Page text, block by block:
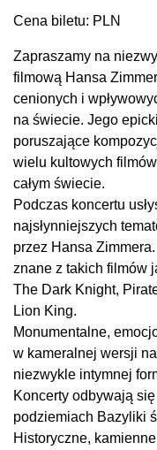
Cena biletu: PLN
Zapraszamy na
filmową Hansa
cenionych i
na świecie. Jego
poruszające
wielu kultowych
całym świecie.
Podczas koncertu
najsłynniejszych
przez Hansa
znane z takich filmów
The Dark Knight,
Lion King.
Monumentalne,
w kameralnej wersji
niezwykle intymnej
Koncerty odbywają
podziemiach Bazyliki
Historyczne,